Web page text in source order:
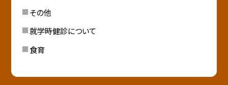
その他
就学時健診について
食育